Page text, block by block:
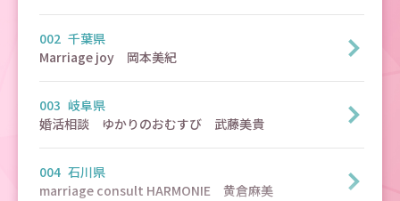
002 千葉県
Marriage joy　岡本美紀
003 岐阜県
婚活相談　ゆかりのおむすび　武藤美貴
004 石川県
marriage consult HARMONIE　黄倉麻美